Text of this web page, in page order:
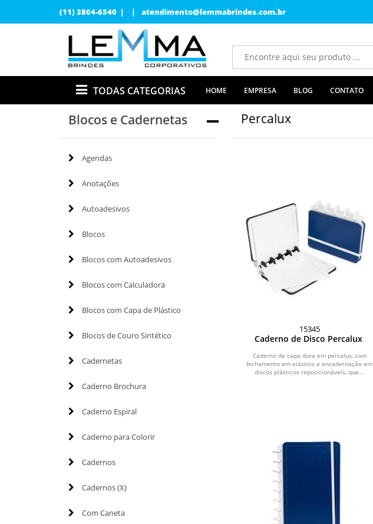
(11) 3804-6540 | | atendimento@lemmabrindes.com.br
TODAS CATEGORIAS HOME EMPRESA BLOG CONTATO
Blocos e Cadernetas
Agendas
Anotações
Autoadesivos
Blocos
Blocos com Autoadesivos
Blocos com Calculadora
Blocos com Capa de Plástico
Blocos de Couro Sintético
Cadernetas
Caderno Brochura
Caderno Espiral
Caderno para Colorir
Cadernos
Cadernos (X)
Com Caneta
Percalux
15345
Caderno de Disco Percalux
Caderno de capa dura em percalux, com
fechamento em elástico e encadernação em
discos plásticos reposicionáveis, que...